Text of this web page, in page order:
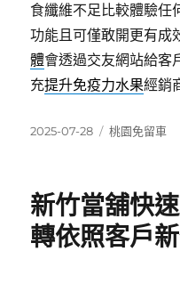
食纖維不足比較體驗任
功能且可僅敢開更有成
體會透過交友網站給客
充提升免疫力水果經銷
發
2025-07-28
分
桃園免留車
新竹當舖快
轉依照客戶